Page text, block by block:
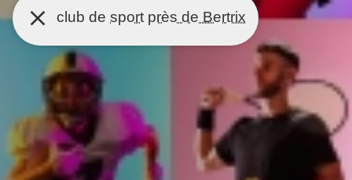
club de sport près de Bertrix